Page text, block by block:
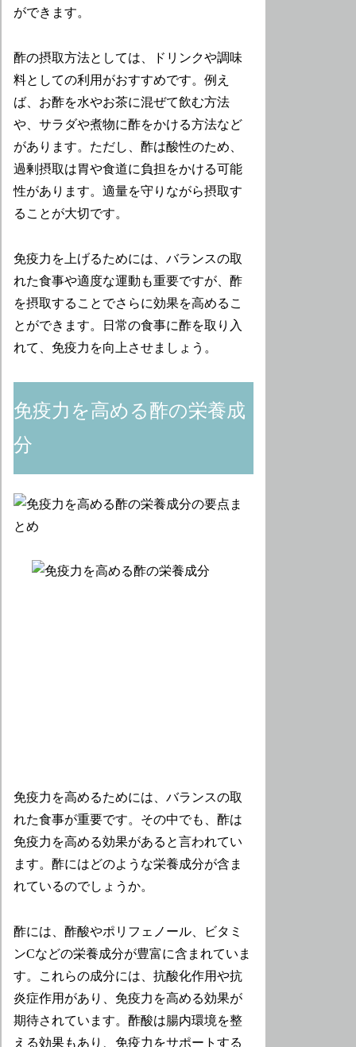
ができます。
酢の摂取方法としては、ドリンクや調味
料としての利用がおすすめです。例え
ば、お酢を水やお茶に混ぜて飲む方法
や、サラダや煮物に酢をかける方法など
があります。ただし、酢は酸性のため、
過剰摂取は胃や食道に負担をかける可能
性があります。適量を守りながら摂取す
ることが大切です。
免疫力を上げるためには、バランスの取
れた食事や適度な運動も重要ですが、酢
を摂取することでさらに効果を高めるこ
とができます。日常の食事に酢を取り入
れて、免疫力を向上させましょう。
免疫力を高める酢の栄養成
分
免疫力を高めるためには、バランスの取
れた食事が重要です。その中でも、酢は
免疫力を高める効果があると言われてい
ます。酢にはどのような栄養成分が含ま
れているのでしょうか。
酢には、酢酸やポリフェノール、ビタミ
ンCなどの栄養成分が豊富に含まれていま
す。これらの成分には、抗酸化作用や抗
炎症作用があり、免疫力を高める効果が
期待されています。酢酸は腸内環境を整
える効果もあり、免疫力をサポートする